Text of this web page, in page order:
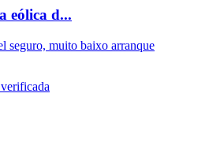
eólica d...
seguro, muito baixo arranque